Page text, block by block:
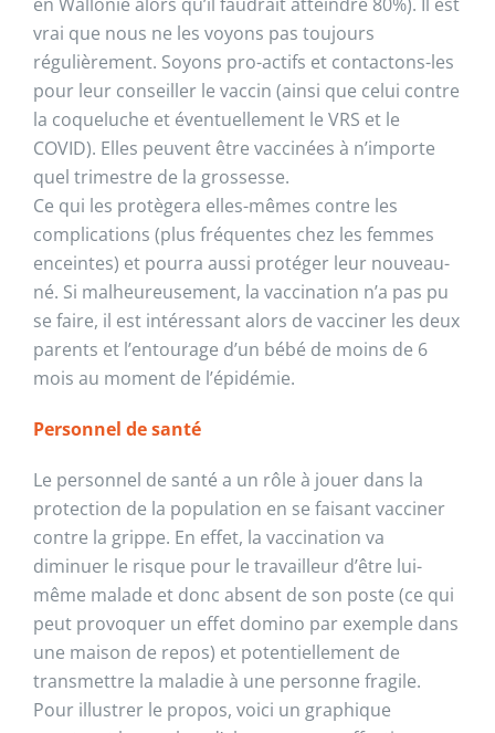
vrai que nous ne les voyons pas toujours
régulièrement. Soyons pro-actifs et contactons-les
pour leur conseiller le vaccin (ainsi que celui contre
la coqueluche et éventuellement le VRS et le
COVID). Elles peuvent être vaccinées à n’importe
quel trimestre de la grossesse.
Ce qui les protègera elles-mêmes contre les
complications (plus fréquentes chez les femmes
enceintes) et pourra aussi protéger leur nouveau-
né. Si malheureusement, la vaccination n’a pas pu
se faire, il est intéressant alors de vacciner les deux
parents et l’entourage d’un bébé de moins de 6
mois au moment de l’épidémie.
Personnel de santé
Le personnel de santé a un rôle à jouer dans la
protection de la population en se faisant vacciner
contre la grippe. En effet, la vaccination va
diminuer le risque pour le travailleur d’être lui-
même malade et donc absent de son poste (ce qui
peut provoquer un effet domino par exemple dans
une maison de repos) et potentiellement de
transmettre la maladie à une personne fragile.
Pour illustrer le propos, voici un graphique